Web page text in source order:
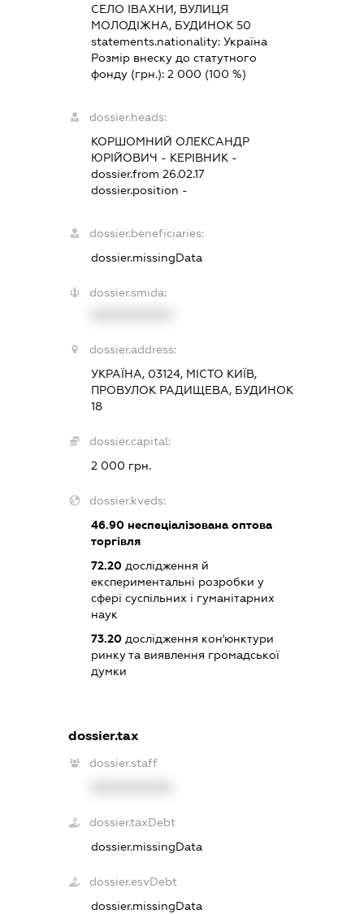
СЕЛО ІВАХНИ, ВУЛИЦЯ
МОЛОДІЖНА, БУДИНОК 50
statements.nationality: Україна
Розмір внеску до статутного
фонду (грн.): 2 000 (100 %)
dossier.heads:
КОРШОМНИЙ ОЛЕКСАНДР
ЮРІЙОВИЧ - КЕРІВНИК -
dossier.from 26.02.17
dossier.position -
dossier.beneficiaries:
dossier.missingData
dossier.smida:
dossier.address:
УКРАЇНА, 03124, МІСТО КИЇВ,
ПРОВУЛОК РАДИЩЕВА, БУДИНОК
18
dossier.capital:
2 000 грн.
dossier.kveds:
46.90неспеціалізована оптова
торгівля
72.20дослідження й
експериментальні розробки у
сфері суспільних і гуманітарних
наук
73.20дослідження кон'юнктури
ринку та виявлення громадської
думки
dossier.tax
dossier.staff
dossier.taxDebt
dossier.missingData
dossier.esvDebt
dossier.missingData